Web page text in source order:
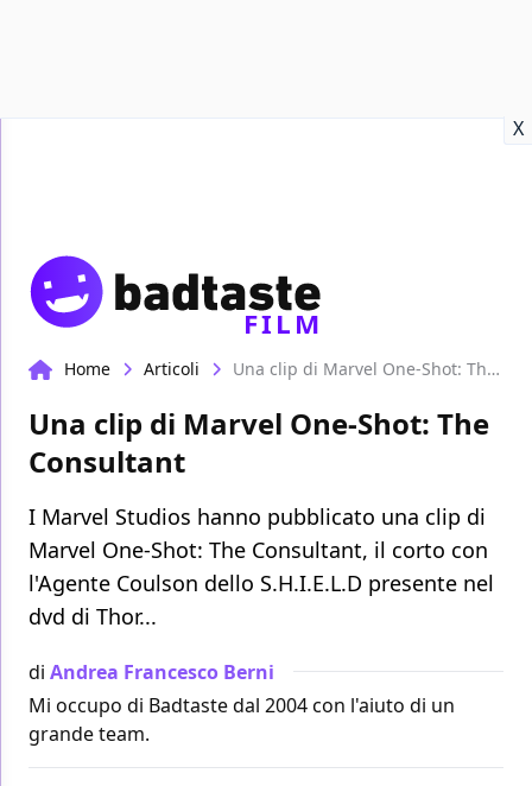
X
FILM
Home Articoli Una clip di Marvel One-Shot: The Consultant
Una clip di Marvel One-Shot: The
Consultant
I Marvel Studios hanno pubblicato una clip di
Marvel One-Shot: The Consultant, il corto con
l'Agente Coulson dello S.H.I.E.L.D presente nel
dvd di Thor...
di Andrea Francesco Berni
Mi occupo di Badtaste dal 2004 con l'aiuto di un
grande team.